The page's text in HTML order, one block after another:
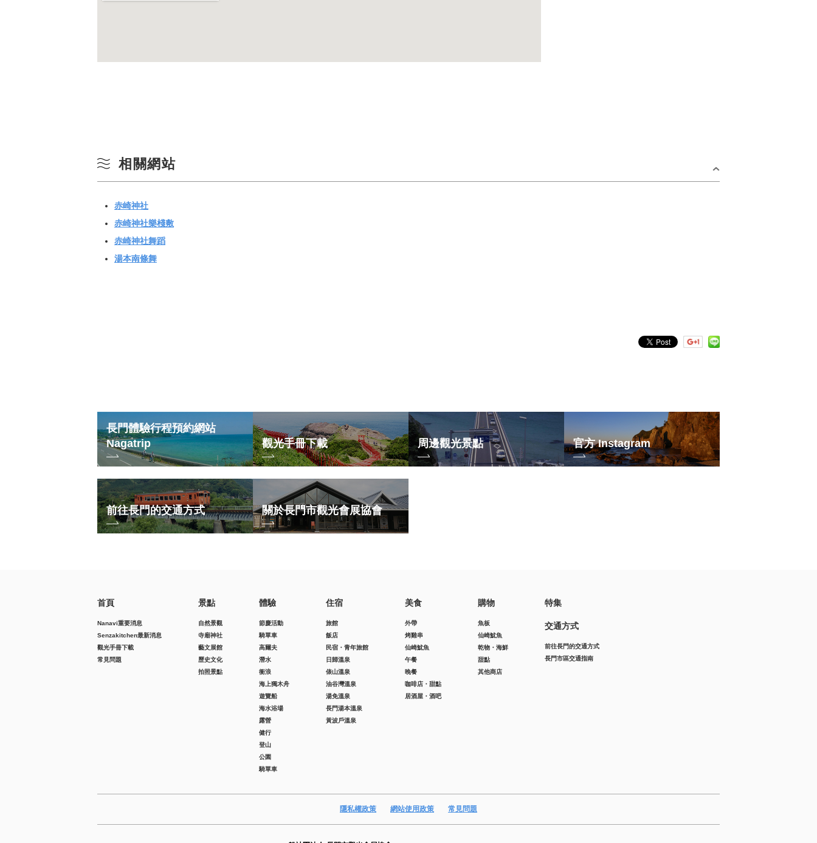
相關網站
赤崎神社
赤崎神社樂棧敷
赤崎神社舞蹈
湯本南條舞
長門體驗行程預約網站
Nagatrip
觀光手冊下載 周邊觀光景點 官方 Instagram
前往長門的交通方式 關於長門市觀光會展協會
首頁
Nanavi重要消息
Senzakitchen最新消息
觀光手冊下載
常見問題
景點
自然景觀
寺廟神社
藝文展館
歷史文化
拍照景點
體驗
節慶活動
騎單車
高爾夫
潛水
衝浪
海上獨木舟
遊覽船
海水浴場
露營
健行
登山
公園
騎單車
住宿
旅館
飯店
民宿・青年旅館
日歸溫泉
俵山溫泉
油谷灣溫泉
湯免溫泉
長門湯本溫泉
黃波戶溫泉
美食
外帶
烤雞串
仙崎魷魚
午餐
晚餐
咖啡店・甜點
居酒屋・酒吧
購物
魚板
仙崎魷魚
乾物・海鮮
甜點
其他商店
特集
交通方式
前往長門的交通方式
長門市區交通指南
隱私權政策 網站使用政策 常見問題